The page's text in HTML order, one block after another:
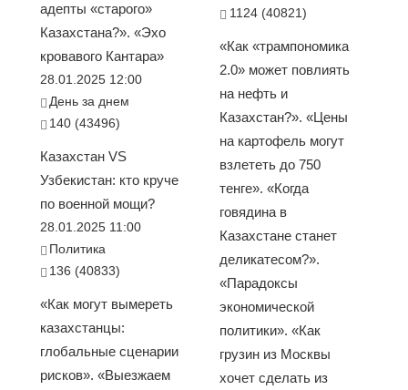
адепты «старого»
Казахстана?». «Эхо
кровавого Кантара»
28.01.2025 12:00
День за днем
140 (43496)
Казахстан VS
Узбекистан: кто круче
по военной мощи?
28.01.2025 11:00
Политика
136 (40833)
«Как могут вымереть
казахстанцы:
глобальные сценарии
рисков». «Выезжаем
1124 (40821)
«Как «трампономика
2.0» может повлиять
на нефть и
Казахстан?». «Цены
на картофель могут
взлететь до 750
тенге». «Когда
говядина в
Казахстане станет
деликатесом?».
«Парадоксы
экономической
политики». «Как
грузин из Москвы
хочет сделать из